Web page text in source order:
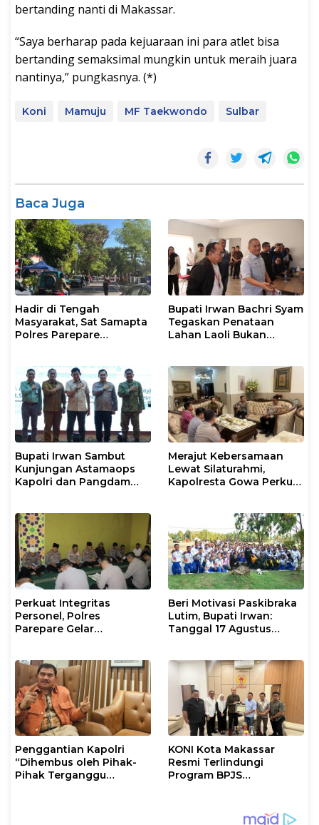
bertanding nanti di Makassar.
“Saya berharap pada kejuaraan ini para atlet bisa
bertanding semaksimal mungkin untuk meraih juara
nantinya,” pungkasnya. (*)
Koni Mamuju MF Taekwondo Sulbar
Baca Juga
Hadir di Tengah
Masyarakat, Sat Samapta
Polres Parepare
Bupati Irwan Bachri Syam
Tegaskan Penataan
Lahan Laoli Bukan
Bupati Irwan Sambut
Kunjungan Astamaops
Kapolri dan Pangdam
Merajut Kebersamaan
Lewat Silaturahmi,
Kapolresta Gowa Perkuat
Perkuat Integritas
Personel, Polres
Parepare Gelar
Beri Motivasi Paskibraka
Lutim, Bupati Irwan:
Tanggal 17 Agustus
Penggantian Kapolri
“Dihembus oleh Pihak-
Pihak Terganggu
KONI Kota Makassar
Resmi Terlindungi
Program BPJS